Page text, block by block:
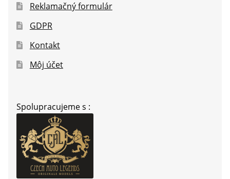
Reklamačný formulár
GDPR
Kontakt
Môj účet
Spolupracujeme s :